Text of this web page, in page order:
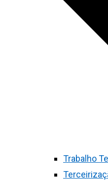
Trabalho